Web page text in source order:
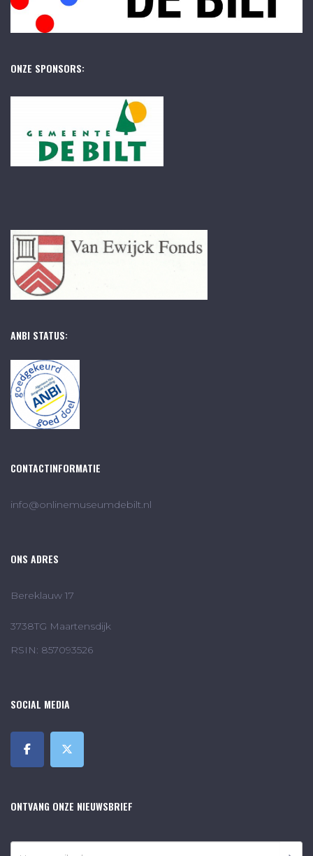
ONZE SPONSORS:
ANBI STATUS:
CONTACTINFORMATIE
info@onlinemuseumdebilt.nl
ONS ADRES
Bereklauw 17
3738TG Maartensdijk
RSIN: 857093526
SOCIAL MEDIA
ONTVANG ONZE NIEUWSBRIEF